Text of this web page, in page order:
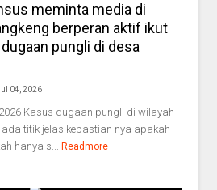
meminta media di
berperan aktif ikut
pungli di desa
04, 2026
Kasus dugaan pungli di wilayah
titik jelas kepastian nya apakah
hanya s... Readmore